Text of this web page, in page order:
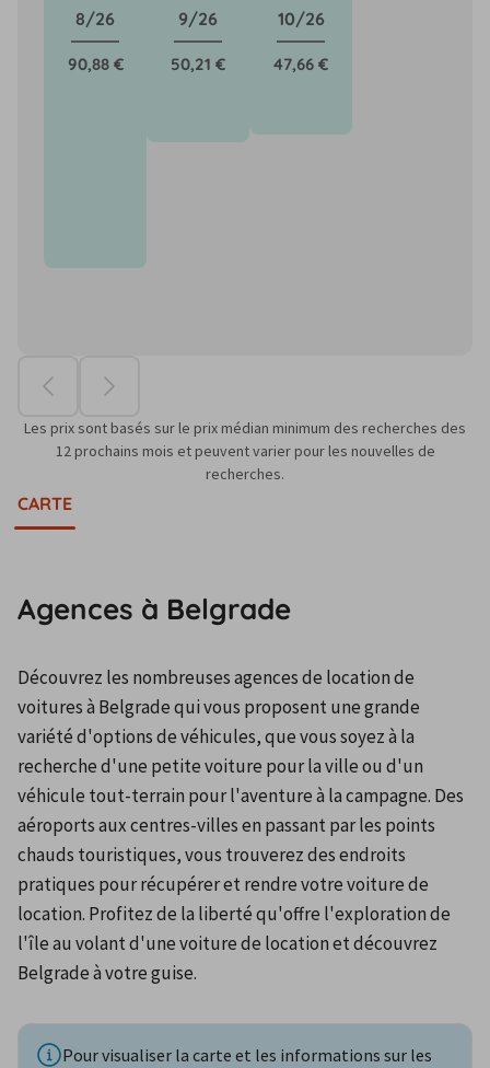
8/26
90,88 €
9/26
50,21 €
10/26
47,66 €
Les prix sont basés sur le prix médian minimum des recherches des
12 prochains mois et peuvent varier pour les nouvelles de
recherches.
CARTE
Agences à Belgrade
Découvrez les nombreuses agences de location de
voitures à Belgrade qui vous proposent une grande
variété d'options de véhicules, que vous soyez à la
recherche d'une petite voiture pour la ville ou d'un
véhicule tout-terrain pour l'aventure à la campagne. Des
aéroports aux centres-villes en passant par les points
chauds touristiques, vous trouverez des endroits
pratiques pour récupérer et rendre votre voiture de
location. Profitez de la liberté qu'offre l'exploration de
l'île au volant d'une voiture de location et découvrez
Belgrade à votre guise.
Pour visualiser la carte et les informations sur les